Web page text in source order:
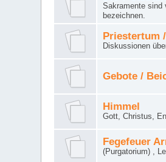
Sakramente sind
bezeichnen.
Priestertum
Diskussionen
Gebote /
Himmel
Gott, Christus,
Fegefeuer
(Purgatorium) ,